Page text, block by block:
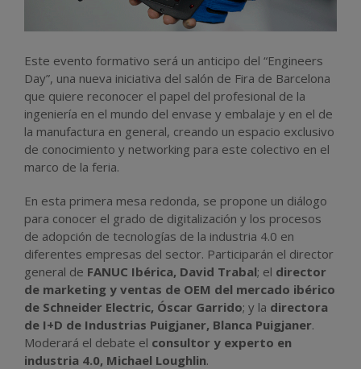
Este evento formativo será un anticipo del “Engineers
Day”, una nueva iniciativa del salón de Fira de Barcelona
que quiere reconocer el papel del profesional de la
ingeniería en el mundo del envase y embalaje y en el de
la manufactura en general, creando un espacio exclusivo
de conocimiento y networking para este colectivo en el
marco de la feria.
En esta primera mesa redonda, se propone un diálogo
para conocer el grado de digitalización y los procesos
de adopción de tecnologías de la industria 4.0 en
diferentes empresas del sector. Participarán el director
general de FANUC Ibérica, David Trabal; el director
de marketing y ventas de OEM del mercado ibérico
de Schneider Electric, Óscar Garrido; y la directora
de I+D de Industrias Puigjaner, Blanca Puigjaner.
Moderará el debate el consultor y experto en
industria 4.0, Michael Loughlin.